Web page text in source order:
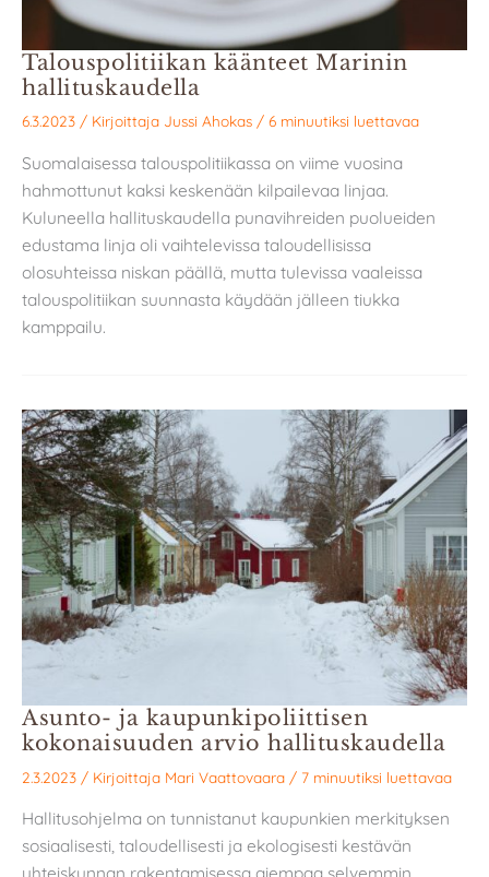
Talouspolitiikan käänteet Marinin
hallituskaudella
6.3.2023 / Kirjoittaja Jussi Ahokas / 6 minuutiksi luettavaa
Suomalaisessa talouspolitiikassa on viime vuosina
hahmottunut kaksi keskenään kilpailevaa linjaa.
Kuluneella hallituskaudella punavihreiden puolueiden
edustama linja oli vaihtelevissa taloudellisissa
olosuhteissa niskan päällä, mutta tulevissa vaaleissa
talouspolitiikan suunnasta käydään jälleen tiukka
kamppailu.
Asunto- ja kaupunkipoliittisen
kokonaisuuden arvio hallituskaudella
2.3.2023 / Kirjoittaja Mari Vaattovaara / 7 minuutiksi luettavaa
Hallitusohjelma on tunnistanut kaupunkien merkityksen
sosiaalisesti, taloudellisesti ja ekologisesti kestävän